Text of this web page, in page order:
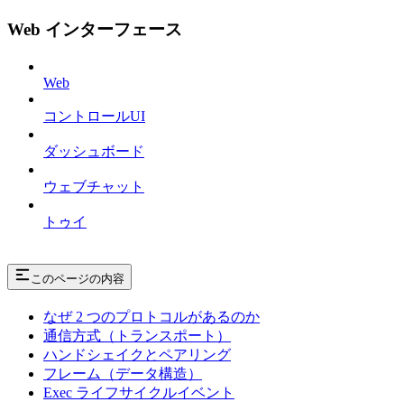
Web インターフェース
Web
コントロールUI
ダッシュボード
ウェブチャット
トゥイ
このページの内容
なぜ 2 つのプロトコルがあるのか
通信方式（トランスポート）
ハンドシェイクとペアリング
フレーム（データ構造）
Exec ライフサイクルイベント